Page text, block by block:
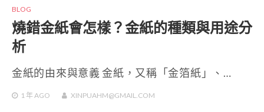
BLOG
燒錯金紙會怎樣？金紙的種類與用途分
析
金紙的由來與意義 金紙，又稱「金箔紙」、…
1 年 AGO XINPUAHM@GMAIL.COM